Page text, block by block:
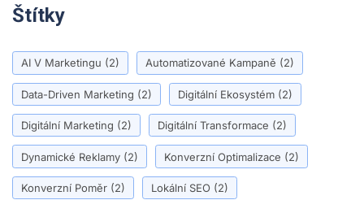
Štítky
AI V Marketingu (2) Automatizované Kampaně (2)
Data-Driven Marketing (2) Digitální Ekosystém (2)
Digitální Marketing (2) Digitální Transformace (2)
Dynamické Reklamy (2) Konverzní Optimalizace (2)
Konverzní Poměr (2) Lokální SEO (2)